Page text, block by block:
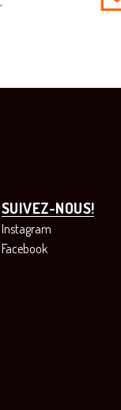
SUIVEZ-NOUS!
Instagram
Facebook